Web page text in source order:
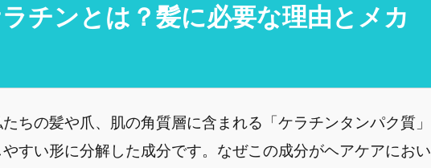
チンとは？髪に必要な理由とメカ
ちの髪や爪、肌の角質層に含まれる「ケラチンタンパク質」
すい形に分解した成分です。なぜこの成分がヘアケアにおい